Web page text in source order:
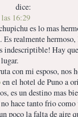
dice:
16:29
es lo mas
Es realmente
indescriptible! Hay
con mi esposo, nos
en el hotel de Puno a
es un destino mas
hace tanto frio como
poco la falta de aire